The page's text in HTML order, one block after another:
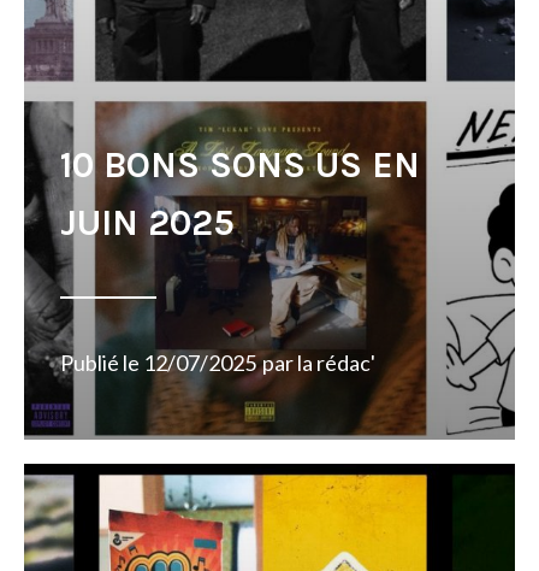
10 BONS SONS US EN
JUIN 2025
Publié le 12/07/2025 parla rédac'